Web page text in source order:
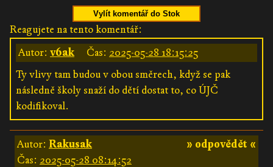
Vylít komentář do Stok
Reagujete na tento komentář:
Autor: v6ak Čas: 2025-05-28 18:15:25
Ty vlivy tam budou v obou směrech, když se pak
následně školy snaží do dětí dostat to, co ÚJČ
kodifikoval.
» odpovědět «
Autor: Rakusak
Čas: 2025-05-28 08:14:52